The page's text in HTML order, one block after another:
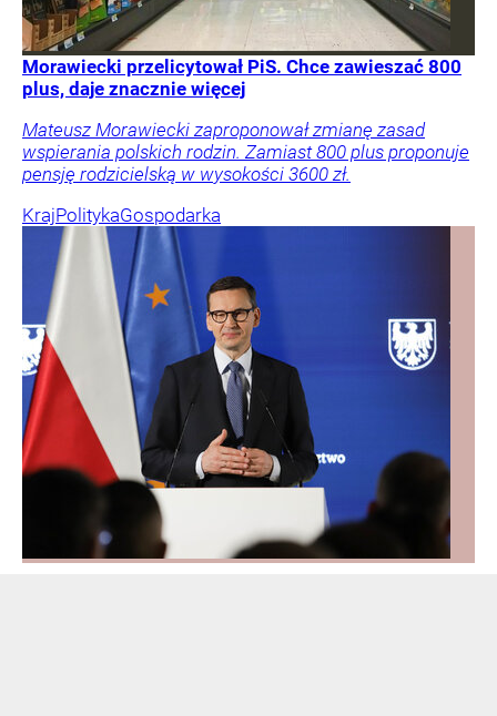
Morawiecki przelicytował PiS. Chce zawieszać 800
plus, daje znacznie więcej
Mateusz Morawiecki zaproponował zmianę zasad
wspierania polskich rodzin. Zamiast 800 plus proponuje
pensję rodzicielską w wysokości 3600 zł.
KrajPolitykaGospodarka